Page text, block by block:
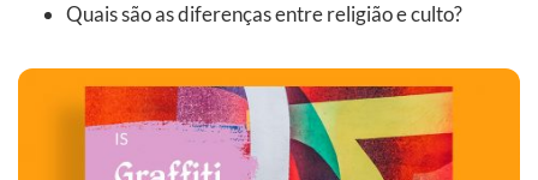
Quais são as diferenças entre religião e culto?